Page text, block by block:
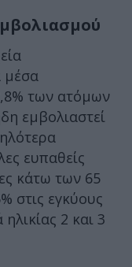
μέσα
των ατόμων
εμβολιαστεί
ευπαθείς
κάτω των 65
στις εγκύους
2 και 3